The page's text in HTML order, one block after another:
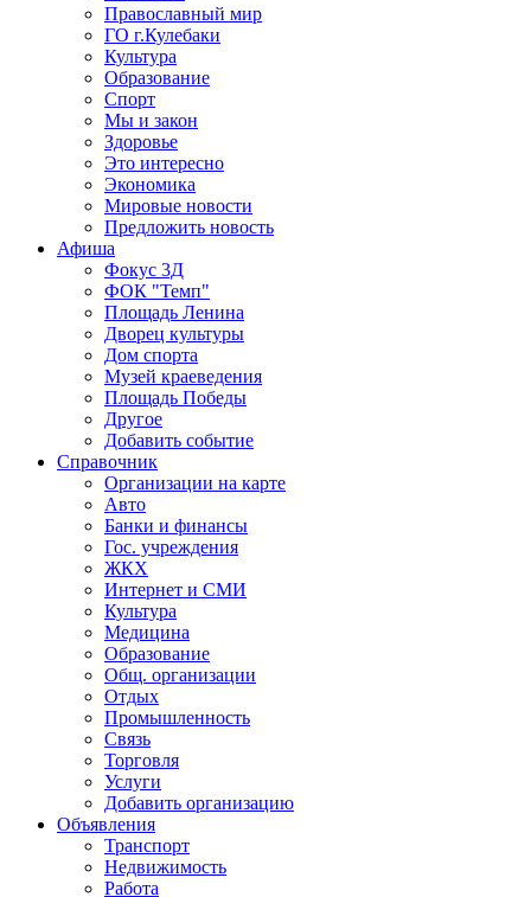
Православный мир
ГО г.Кулебаки
Культура
Образование
Спорт
Мы и закон
Здоровье
Это интересно
Экономика
Мировые новости
Предложить новость
Афиша
Фокус 3Д
ФОК "Темп"
Площадь Ленина
Дворец культуры
Дом спорта
Музей краеведения
Площадь Победы
Другое
Добавить событие
Справочник
Организации на карте
Авто
Банки и финансы
Гос. учреждения
ЖКХ
Интернет и СМИ
Культура
Медицина
Образование
Общ. организации
Отдых
Промышленность
Связь
Торговля
Услуги
Добавить организацию
Объявления
Транспорт
Недвижимость
Работа